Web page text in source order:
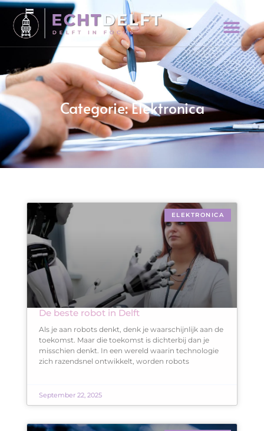
Categorie: Elektronica
ELEKTRONICA
De beste robot in Delft
Als je aan robots denkt, denk je waarschijnlijk aan de
toekomst. Maar die toekomst is dichterbij dan je
misschien denkt. In een wereld waarin technologie
zich razendsnel ontwikkelt, worden robots
September 22, 2025